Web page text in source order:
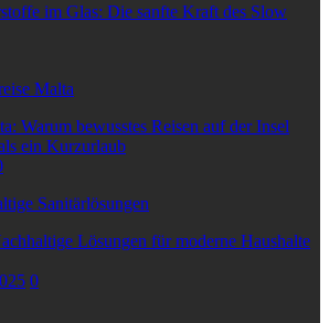
im Glas: Die sanfte Kraft des Slow
Warum bewusstes Reisen auf der Insel
ein Kurzurlaub
Lösungen für moderne Haushalte
0